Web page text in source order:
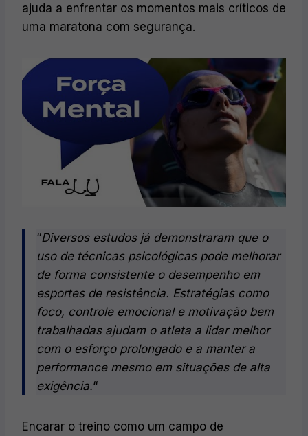
ajuda a enfrentar os momentos mais críticos de
uma maratona com segurança.
“Diversos estudos já demonstraram que o
uso de técnicas psicológicas pode melhorar
de forma consistente o desempenho em
esportes de resistência. Estratégias como
foco, controle emocional e motivação bem
trabalhadas ajudam o atleta a lidar melhor
com o esforço prolongado e a manter a
performance mesmo em situações de alta
exigência.“
Encarar o treino como um campo de